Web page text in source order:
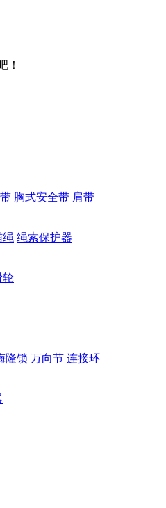
！
胸式安全带 肩带
绳 绳索保护器
轮
隆锁 万向节 连接环